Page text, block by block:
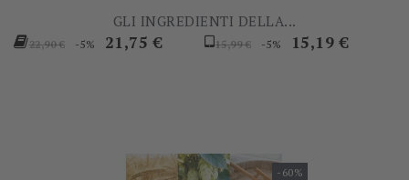
GLI INGREDIENTI DELLA...
Prezzo
22,90 € -5% Prezzo
21,75 €
Prezzo
15,99 € -5% Prezzo
15,19 €
-60%